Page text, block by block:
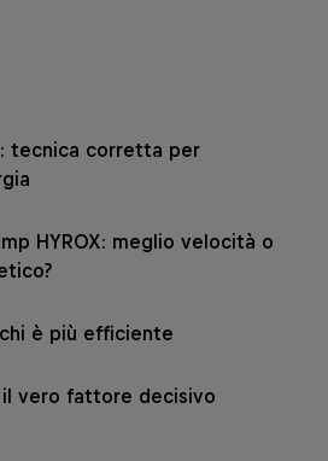
tecnica corretta per
HYROX: meglio velocità o
chi è più efficiente
il vero fattore decisivo